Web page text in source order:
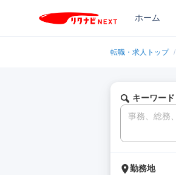
ホーム
転職・求人トップ /
キーワード
勤務地